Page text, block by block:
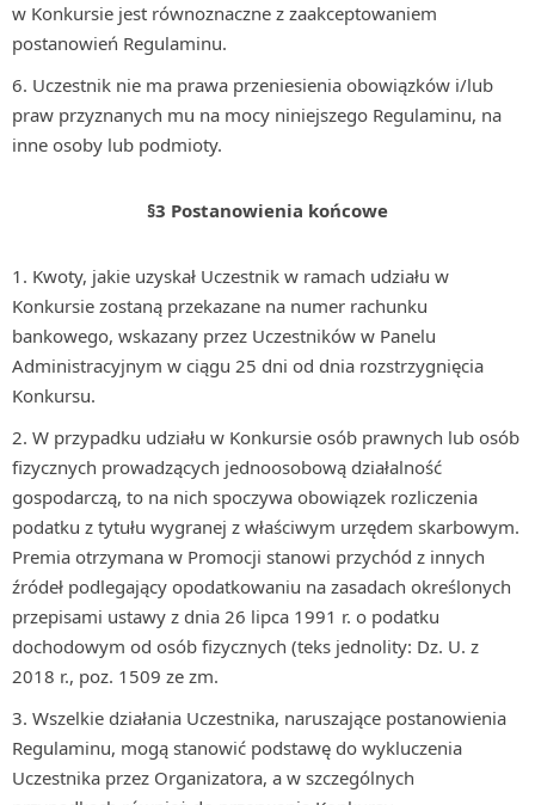
w Konkursie jest równoznaczne z zaakceptowaniem
postanowień Regulaminu.
Uczestnik nie ma prawa przeniesienia obowiązków i/lub
praw przyznanych mu na mocy niniejszego Regulaminu, na
inne osoby lub podmioty.
§3 Postanowienia końcowe
Kwoty, jakie uzyskał Uczestnik w ramach udziału w
Konkursie zostaną przekazane na numer rachunku
bankowego, wskazany przez Uczestników w Panelu
Administracyjnym w ciągu 25 dni od dnia rozstrzygnięcia
Konkursu.
W przypadku udziału w Konkursie osób prawnych lub osób
fizycznych prowadzących jednoosobową działalność
gospodarczą, to na nich spoczywa obowiązek rozliczenia
podatku z tytułu wygranej z właściwym urzędem skarbowym.
Premia otrzymana w Promocji stanowi przychód z innych
źródeł podlegający opodatkowaniu na zasadach określonych
przepisami ustawy z dnia 26 lipca 1991 r. o podatku
dochodowym od osób fizycznych (teks jednolity: Dz. U. z
2018 r., poz. 1509 ze zm.
Wszelkie działania Uczestnika, naruszające postanowienia
Regulaminu, mogą stanowić podstawę do wykluczenia
Uczestnika przez Organizatora, a w szczególnych